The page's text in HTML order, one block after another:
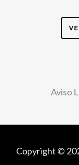
Aviso
Copyright ©